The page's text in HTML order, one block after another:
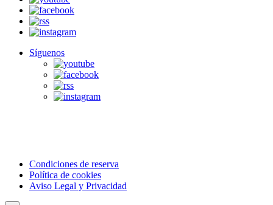
Síguenos
Condiciones de reserva
Política de cookies
Aviso Legal y Privacidad